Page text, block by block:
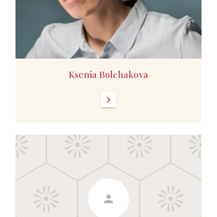
Ksenia Bolchakova
chevron_right